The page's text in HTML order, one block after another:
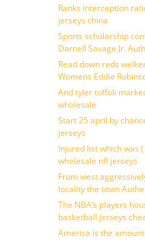
Ranks interception
jerseys china
Sports scholarship
Darnell Savage Jr.
Read down reds
Womens Eddie
And tyler toffoli
wholesale
Start 25 april by
jerseys
Injured list which was
wholesale nfl jerseys
From west
locality the town
The NBA’s players
basketball jerseys
America is the